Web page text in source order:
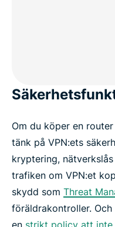
Om du köper en
tänk på VPN:ets
kryptering,
trafiken om VPN:et
skydd som Threat
föräldrakontroller. Och